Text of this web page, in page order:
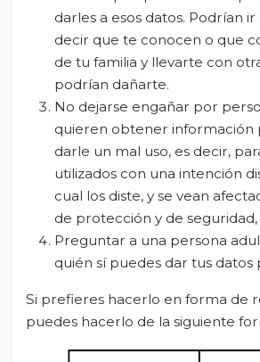
darles a esos datos. Podrían ir
decir que te conocen o que
de tu familia y llevarte con
podrían dañarte.
No dejarse engañar por
quieren obtener información
darle un mal uso, es decir,
utilizados con una intención
cual los diste, y se vean
de protección y de
Preguntar a una persona
quién sí puedes dar tus datos
Si prefieres hacerlo en forma de
puedes hacerlo de la siguiente